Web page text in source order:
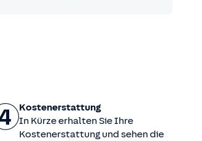
Kostenerstattung
In Kürze erhalten Sie Ihre
Kostenerstattung und sehen die